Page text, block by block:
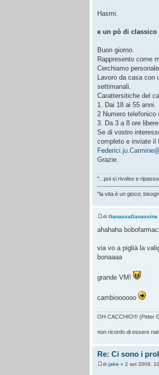
Hasmi.
e un pò di classico
Buon giorno.
Rappresento come
Cerchiamo
Lavoro da casa con
settimanali.
Carattersitiche del
1. Dai 18 ai 55 anni.
2 Numero telefonico
3. Da 3 a 8 ore
Se di vostro
completo e inviate il
Grazie.
"...poi si rivolse e
"la vita è un gioco;
di GanassaGanassina
ahahaha
via vo a piglià la
bonaaaa
grande VM!
cambioooooo
OH CACCHIO!!! (Peter
non ricordo di essere
Re: Ci sono i
di jake » 2 set 2009,